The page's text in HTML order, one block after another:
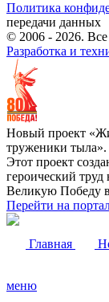
Политика
передачи данных
© 2006 - 2026.
Разработка и
Новый проект
труженики тыла».
Этот проект
героический
Великую Победу
Перейти на
Главная
меню